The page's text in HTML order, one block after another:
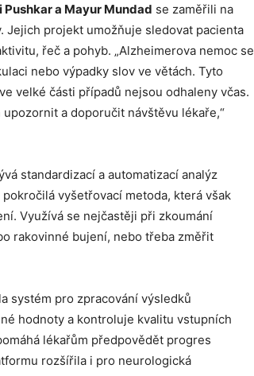
a Mayur Mundad se zaměřili na
Jejich projekt umožňuje sledovat pacienta
řeč a pohyb. „Alzheimerova nemoc se
nebo výpadky slov ve větách. Tyto
velké části případů nejsou odhaleny včas.
a doporučit návštěvu lékaře,“
standardizací a automatizací analýz
vyšetřovací metoda, která však
Využívá se nejčastěji při zkoumání
rakovinné bujení, nebo třeba změřit
systém pro zpracování výsledků
hodnoty a kontroluje kvalitu vstupních
lékařům předpovědět progres
rozšířila i pro neurologická